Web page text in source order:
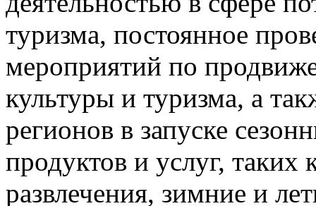
туризма, постоянное
мероприятий по
культуры и туризма, а
регионов в запуске
продуктов и услуг,
развлечения, зимние и